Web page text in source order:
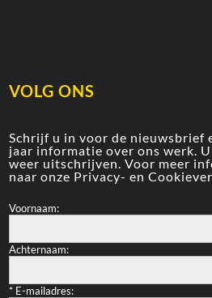
VOLG ONS
Schrijf u in voor de nieuwsbrief
jaar informatie over ons werk.
weer uitschrijven. Voor meer
naar onze Privacy- en
Voornaam:
Achternaam:
* E-mailadres: